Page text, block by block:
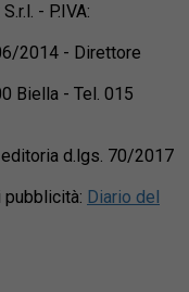
- P.IVA:
2014 - Direttore
Biella - Tel. 015
d.lgs. 70/2017
Diario del